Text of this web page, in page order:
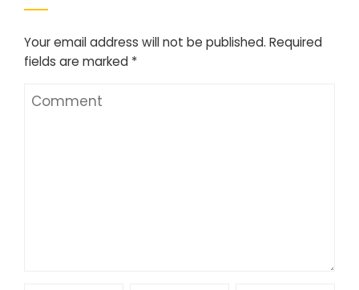
Your email address will not be published. Required
fields are marked *